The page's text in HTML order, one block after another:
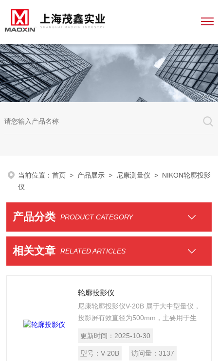
当前位置：首页 > 产品展示 > 尼康测量仪 > NIKON轮廓投影
仪
产品分类 PRODUCT CATEGORY
相关文章 RELATED ARTICLES
轮廓投影仪
尼康轮廓投影仪V-20B 属于大中型量仪，
投影屏有效直径为500mm，主要用于生
高、成象清晰、操作方便等特点。
更新时间： 2025-10-30
型号： V-20B 访问量： 3137